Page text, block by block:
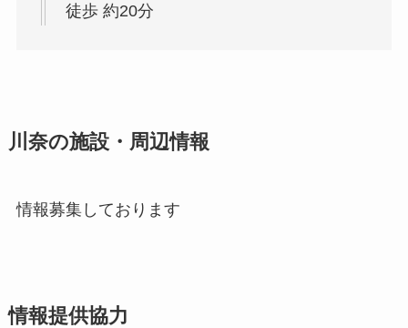
徒歩 約20分
川奈の施設・周辺情報
情報募集しております
情報提供協力